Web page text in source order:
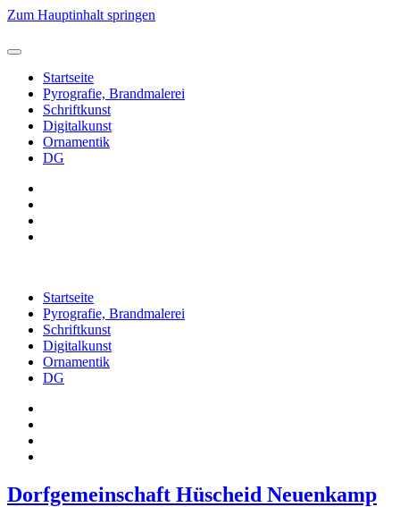
Zum Hauptinhalt springen
Startseite
Pyrografie, Brandmalerei
Schriftkunst
Digitalkunst
Ornamentik
DG
Startseite
Pyrografie, Brandmalerei
Schriftkunst
Digitalkunst
Ornamentik
DG
Dorfgemeinschaft Hüscheid Neuenkamp